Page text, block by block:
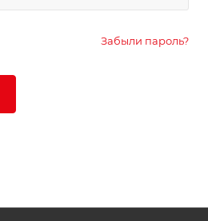
Забыли пароль?